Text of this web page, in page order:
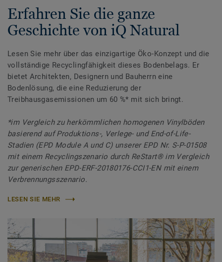
Erfahren Sie die ganze
Geschichte von iQ Natural
Lesen Sie mehr über das einzigartige Öko-Konzept und die
vollständige Recyclingfähigkeit dieses Bodenbelags. Er
bietet Architekten, Designern und Bauherrn eine
Bodenlösung, die eine Reduzierung der
Treibhausgasemissionen um 60 %* mit sich bringt.
*im Vergleich zu herkömmlichen homogenen Vinylböden
basierend auf Produktions-, Verlege- und End-of-Life-
Stadien (EPD Module A und C) unserer EPD Nr. S-P-01508
mit einem Recyclingszenario durch ReStart® im Vergleich
zur generischen EPD-ERF-20180176-CCI1-EN mit einem
Verbrennungsszenario.
LESEN SIE MEHR